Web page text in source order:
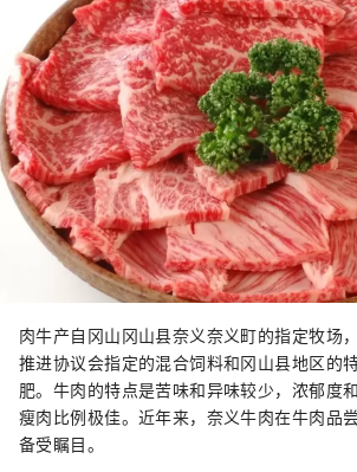
肉牛产自冈山冈山县奈义奈义町的指定牧场
推进协议会指定的混合饲料和冈山县地区的
肥。牛肉的特点是苦味和异味较少，浓郁度
瘦肉比例极佳。近年来，奈义牛肉在牛肉品
备受瞩目。